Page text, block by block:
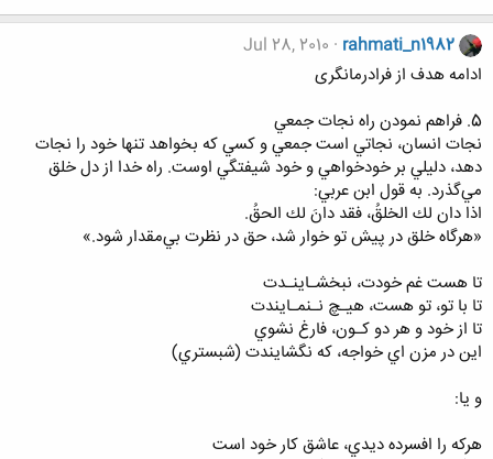
rahmati_n1982
Jul 28, 2010
ادامه هدف از فرادرمانگری
5. فراهم نمودن راه نجات جمعي
نجات انسان، نجاتي است جمعي و كسي كه بخواهد تنها خود را نجات
دهد، دليلي بر خودخواهي و خود شيفتگي اوست. راه خدا از دل خلق
مي‌گذرد. به قول ابن عربي:
اذا دان لك الخلقُ، فقد دانَ لك الحقُ.
«هرگاه خلق در پيش تو خوار شد، حق در نظرت بي‌مقدار شود.»
تا هست غم خودت، نبخشـاينـدت
تا با تو، تو هست، هيـچ نـنمـايندت
تا از خود و هر دو كـون، فارغ نشوي
اين در مزن ‌اي خواجه، كه نگشايندت (شبستري)
و يا:
هركه را افسرده ديدي، عاشق كار خود است